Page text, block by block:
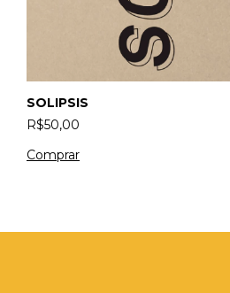
SOLIPSIS
R$50,00